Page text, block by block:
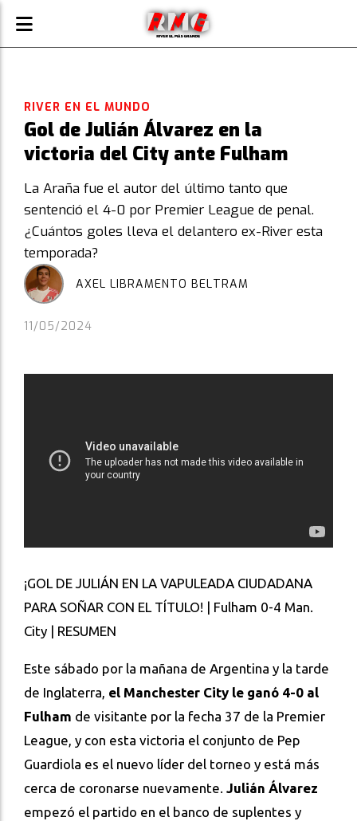
Gol de Julián Álvarez en la
victoria del City ante Fulham
La Araña fue el autor del último tanto que
sentenció el 4-0 por Premier League de penal.
¿Cuántos goles lleva el delantero ex-River esta
temporada?
RIVER EN EL MUNDO
11/05/2024
AXEL LIBRAMENTO BELTRAM
¡GOL DE JULIÁN EN LA VAPULEADA CIUDADANA
PARA SOÑAR CON EL TÍTULO! | Fulham 0-4 Man.
City | RESUMEN
Este sábado por la mañana de Argentina y la tarde
de Inglaterra, el Manchester City le ganó 4-0 al
Fulham de visitante por la fecha 37 de la Premier
League, y con esta victoria el conjunto de Pep
Guardiola es el nuevo líder del torneo y está más
cerca de coronarse nuevamente. Julián Álvarez
empezó el partido en el banco de suplentes y